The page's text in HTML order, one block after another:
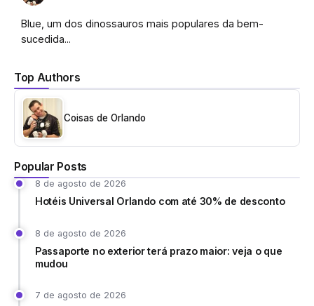
Top Authors
Coisas de Orlando
Popular Posts
8 de agosto de 2026
Hotéis Universal Orlando com até 30% de desconto
8 de agosto de 2026
Passaporte no exterior terá prazo maior: veja o que
mudou
7 de agosto de 2026
Blue, um dos dinossauros mais populares da bem-
sucedida...